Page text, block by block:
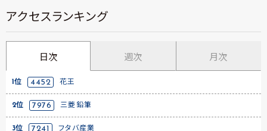
アクセスランキング
日次 週次 月次
1位 4452 花王
2位 7976 三菱鉛筆
3位 7241 フタバ産業